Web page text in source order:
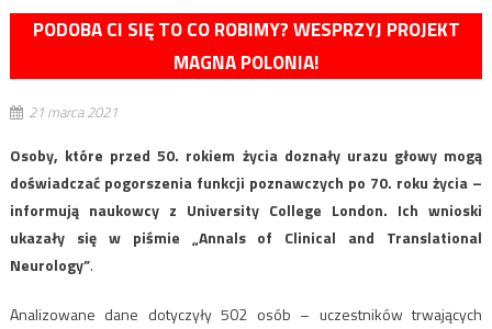
PODOBA CI SIĘ TO CO ROBIMY? WESPRZYJ PROJEKT
MAGNA POLONIA!
21 marca 2021
Osoby, które przed 50. rokiem życia doznały urazu głowy mogą
doświadczać pogorszenia funkcji poznawczych po 70. roku życia –
informują naukowcy z University College London. Ich wnioski
ukazały się w piśmie „Annals of Clinical and Translational
Neurology”.
Analizowane dane dotyczyły 502 osób – uczestników trwających